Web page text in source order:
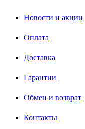
Новости и акции
Оплата
Доставка
Гарантии
Обмен и возврат
Контакты